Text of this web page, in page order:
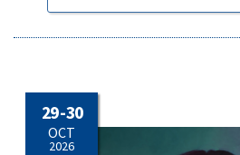
29 - 30
OCT
2026